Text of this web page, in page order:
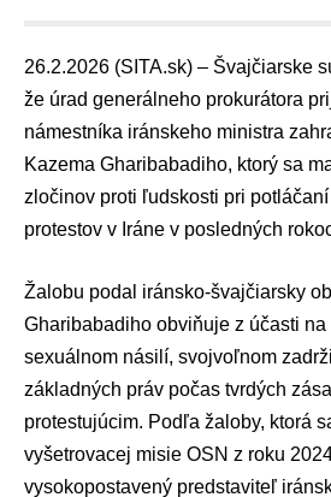
26.2.2026 (SITA.sk) – Švajčiarske
že úrad generálneho prokurátora
námestníka iránskeho ministra
Kazema Gharibabadiho, ktorý sa
zločinov proti ľudskosti pri
protestov v Iráne v posledných
Žalobu podal iránsko-švajčiarsky
Gharibabadiho obviňuje z účasti
sexuálnom násilí, svojvoľnom
základných práv počas tvrdých
protestujúcim. Podľa žaloby, ktorá
vyšetrovacej misie OSN z roku
vysokopostavený predstaviteľ